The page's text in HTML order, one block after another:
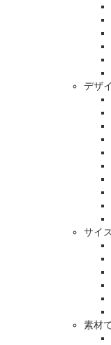
デザ
サイ
素材